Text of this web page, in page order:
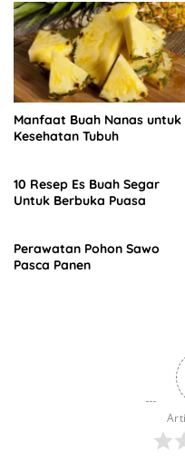
Manfaat Buah Nanas untuk
Kesehatan Tubuh
10 Resep Es Buah Segar
Untuk Berbuka Puasa
Perawatan Pohon Sawo
Pasca Panen